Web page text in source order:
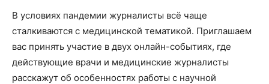
В условиях пандемии журналисты всё чаще
сталкиваются с медицинской тематикой. Приглашаем
вас принять участие в двух онлайн-событиях, где
действующие врачи и медицинские журналисты
расскажут об особенностях работы с научной